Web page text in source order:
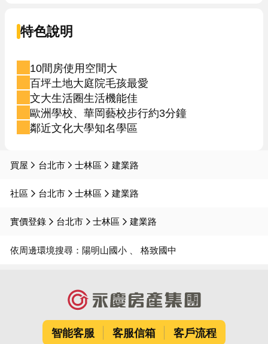
特色說明
10間房使用空間大
百坪土地大庭院毛孩最愛
文大生活圈生活機能佳
歐洲學校、華岡藝校步行約3分鐘
鄰近文化大學知名學區
買屋 台北市 士林區 建業路
社區 台北市 士林區 建業路
實價登錄 台北市 士林區 建業路
依周邊環境搜尋： 陽明山國小 格致國中
智能客服 客服信箱 客戶流程